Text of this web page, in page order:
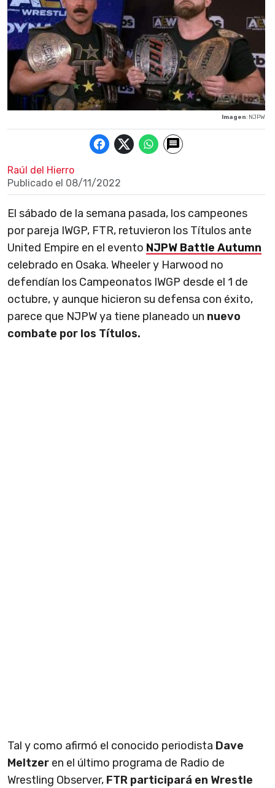
Imagen: NJPW
Raúl del Hierro
Publicado el 08/11/2022
El sábado de la semana pasada, los campeones
por pareja IWGP, FTR, retuvieron los Títulos ante
United Empire en el evento NJPW Battle Autumn
celebrado en Osaka. Wheeler y Harwood no
defendían los Campeonatos IWGP desde el 1 de
octubre, y aunque hicieron su defensa con éxito,
parece que NJPW ya tiene planeado un nuevo
combate por los Títulos.
Tal y como afirmó el conocido periodista Dave
Meltzer en el último programa de Radio de
Wrestling Observer, FTR participará en Wrestle